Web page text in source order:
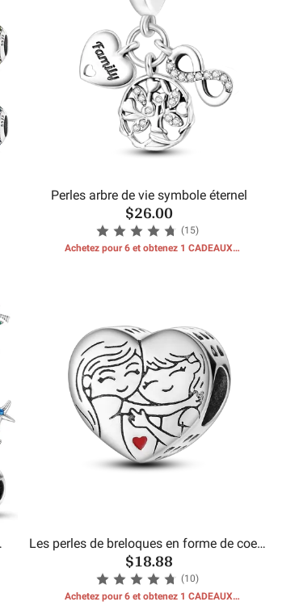
Perles arbre de vie symbole éternel
$26.00
(15)
Achetez pour 6 et obtenez 1 CADEAUX
Les perles de breloques en forme de coeur
de soeur
$18.88
(10)
Achetez pour 6 et obtenez 1 CADEAUX